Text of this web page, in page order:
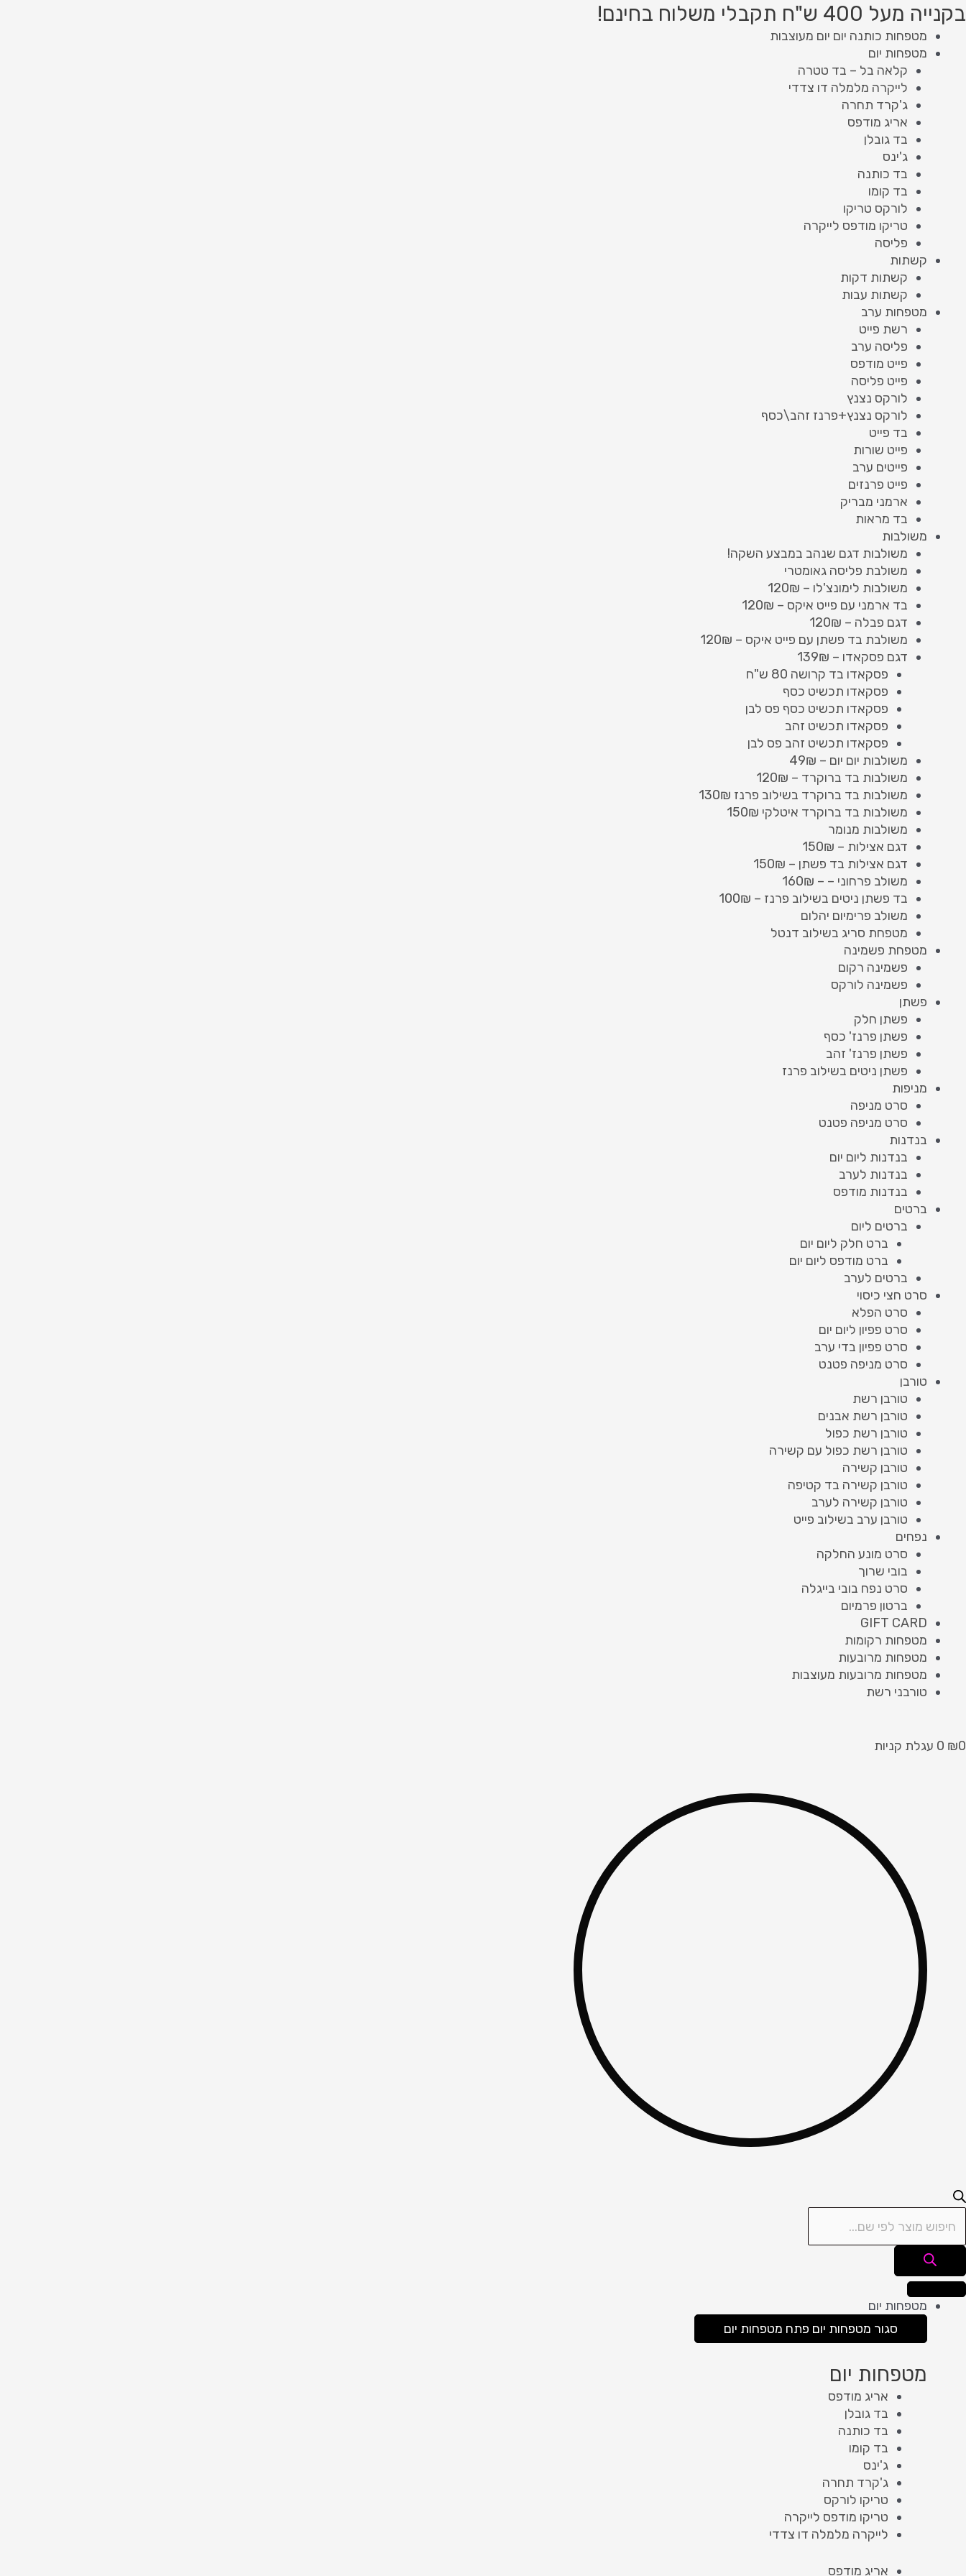
דילוג
לתוכן
בקנייה מעל 400 ש"ח תקבלי משלוח בחינם!
מטפחות כותנה יום יום מעוצבות
מטפחות יום
קלאה בל – בד טטרה
לייקרה מלמלה דו צדדי
ג'קרד תחרה
אריג מודפס
בד גובלן
ג'ינס
בד כותנה
בד קומו
לורקס טריקו
טריקו מודפס לייקרה
פליסה
קשתות
קשתות דקות
קשתות עבות
מטפחות ערב
רשת פייט
פליסה ערב
פייט מודפס
פייט פליסה
לורקס נצנץ
לורקס נצנץ+פרנז זהב\כסף
בד פייט
פייט שורות
פייטים ערב
פייט פרנזים
ארמני מבריק
בד מראות
משולבות
משולבות דגם שנהב במבצע השקה!
משולבת פליסה גאומטרי
משולבות לימונצ'לו – 120₪
בד ארמני עם פייט איקס – 120₪
דגם פבלה – 120₪
משולבת בד פשתן עם פייט איקס – 120₪
דגם פסקאדו – 139₪
פסקאדו בד קרושה 80 ש"ח
פסקאדו תכשיט כסף
פסקאדו תכשיט כסף פס לבן
פסקאדו תכשיט זהב
פסקאדו תכשיט זהב פס לבן
משולבות יום יום – 49₪
משולבות בד ברוקרד – 120₪
משולבות בד ברוקרד בשילוב פרנז 130₪
משולבות בד ברוקרד איטלקי 150₪
משולבות מנומר
דגם אצילות – 150₪
דגם אצילות בד פשתן – 150₪
משולב פרחוני – – 160₪
בד פשתן ניטים בשילוב פרנז – 100₪
משולב פרימיום יהלום
מטפחת סריג בשילוב דנטל
מטפחת פשמינה
פשמינה רקום
פשמינה לורקס
פשתן
פשתן חלק
פשתן פרנז' כסף
פשתן פרנז' זהב
פשתן ניטים בשילוב פרנז
מניפות
סרט מניפה
סרט מניפה פטנט
בנדנות
בנדנות ליום יום
בנדנות לערב
בנדנות מודפס
ברטים
ברטים ליום
ברט חלק ליום יום
ברט מודפס ליום יום
ברטים לערב
סרט חצי כיסוי
סרט הפלא
סרט פפיון ליום יום
סרט פפיון בדי ערב
סרט מניפה פטנט
טורבן
טורבן רשת
טורבן רשת אבנים
טורבן רשת כפול
טורבן רשת כפול עם קשירה
טורבן קשירה
טורבן קשירה בד קטיפה
טורבן קשירה לערב
טורבן ערב בשילוב פייט
נפחים
סרט מונע החלקה
בובי שרוך
סרט נפח בובי בייגלה
ברטון פרמיום
GIFT CARD
מטפחות רקומות
מטפחות מרובעות
מטפחות מרובעות מעוצבות
טורבני רשת
₪0
0 עגלת קניות
Products
search
מטפחות יום
סגור מטפחות יום פתח מטפחות יום
מטפחות יום
אריג מודפס
בד גובלן
בד כותנה
בד קומו
ג'ינס
ג'קרד תחרה
טריקו לורקס
טריקו מודפס לייקרה
לייקרה מלמלה דו צדדי
אריג מודפס
Products
search
כמות
של
כותנה